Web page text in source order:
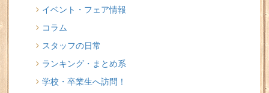
Cacciucco（カッチュッコ）
イベント・フェア情報
コラム
スタッフの日常
ランキング・まとめ系
学校・卒業生へ訪問！